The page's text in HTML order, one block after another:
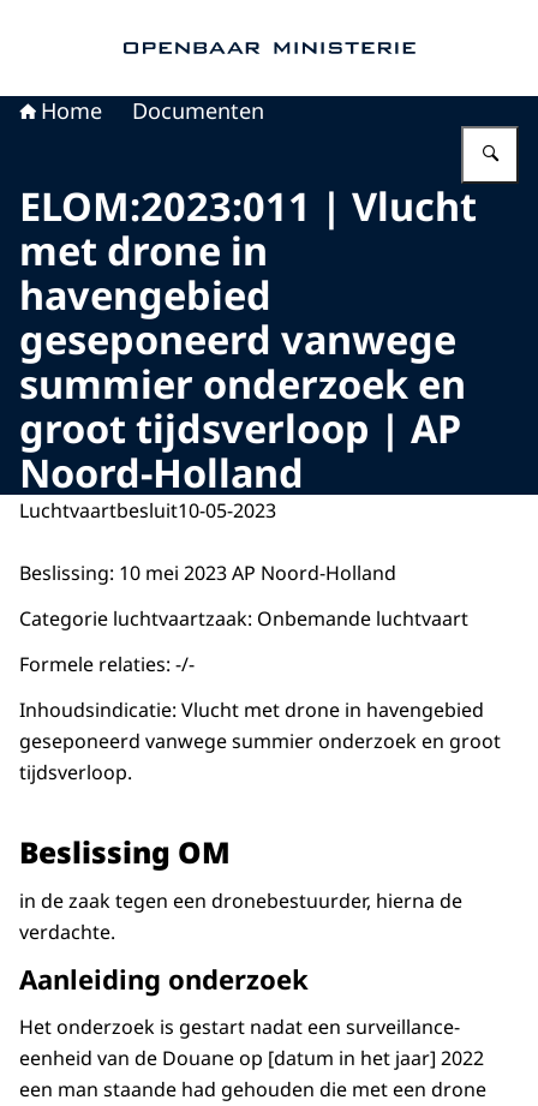
Home Documenten
ELOM:2023:011 | Vlucht
met drone in
havengebied
geseponeerd vanwege
summier onderzoek en
groot tijdsverloop | AP
Noord-Holland
Luchtvaartbesluit10-05-2023
Beslissing: 10 mei 2023 AP Noord-Holland
Categorie luchtvaartzaak: Onbemande luchtvaart
Formele relaties: -/-
Inhoudsindicatie: Vlucht met drone in havengebied
geseponeerd vanwege summier onderzoek en groot
tijdsverloop.
Beslissing OM
in de zaak tegen een dronebestuurder, hierna de
verdachte.
Aanleiding onderzoek
Het onderzoek is gestart nadat een surveillance-
eenheid van de Douane op [datum in het jaar] 2022
een man staande had gehouden die met een drone